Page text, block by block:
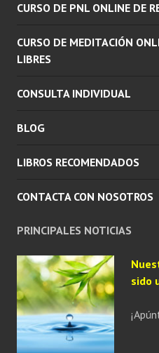
CURSO DE PNL ONLINE DE
CURSO DE MEDITACIÓN
LIBRES
CONSULTA INDIVIDUAL
BLOG
LIBROS RECOMENDADOS
CONTACTA CON NOSOTROS
PRINCIPALES NOTICIAS
sido